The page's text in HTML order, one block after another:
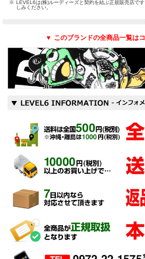
※ LEVEL6は(株)ルーディーズと契約を結ぶ正規販売店で
しみください。
▼ このブランドの全商品一覧は